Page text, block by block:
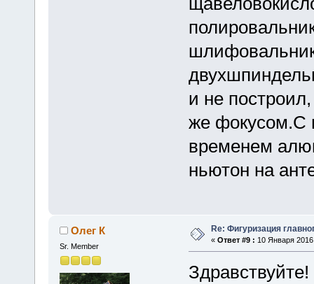
и не
же фокусом.С
временем
ньютон на
Олег К
Sr. Member
Re: Фигуризация
« Ответ #9 : 10 Января